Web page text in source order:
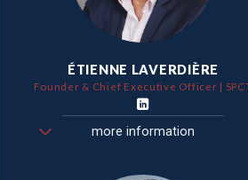
ÉTIENNE LAVERDIÈRE
Founder & Chief Executive Officer |
more information